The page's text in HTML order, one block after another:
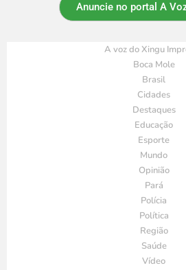
Anuncie no portal A
A voz do Xingu
Boca Mole
Brasil
Cidades
Destaques
Educação
Esporte
Mundo
Opinião
Pará
Polícia
Política
Região
Saúde
Vídeo